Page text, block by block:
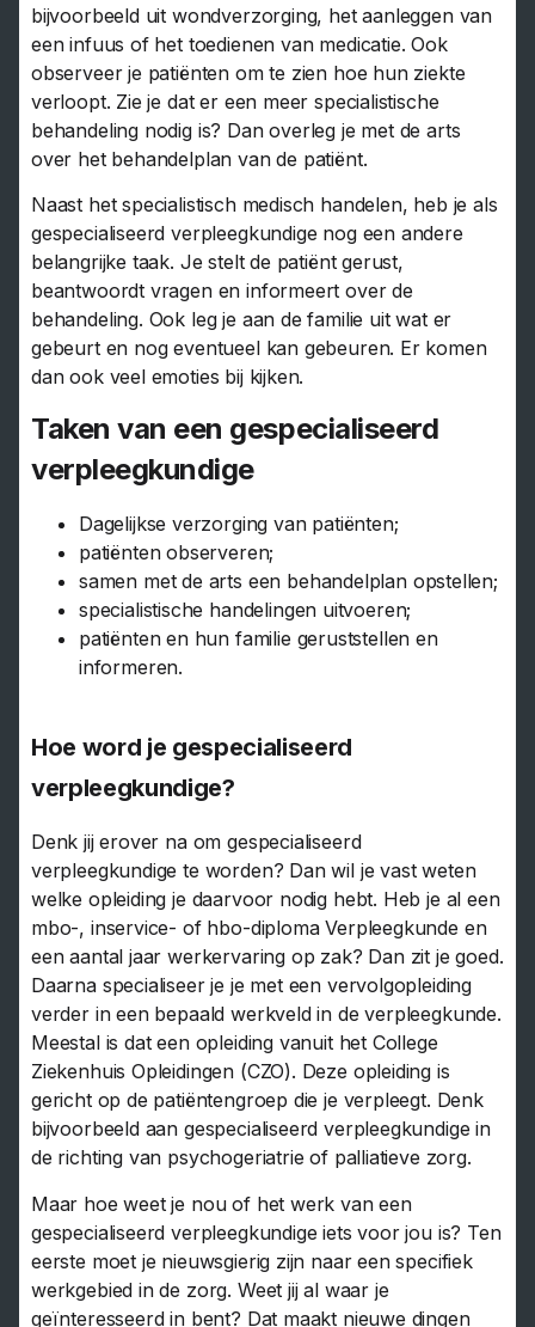
bijvoorbeeld uit wondverzorging, het aanleggen van
een infuus of het toedienen van medicatie. Ook
observeer je patiënten om te zien hoe hun ziekte
verloopt. Zie je dat er een meer specialistische
behandeling nodig is? Dan overleg je met de arts
over het behandelplan van de patiënt.
Naast het specialistisch medisch handelen, heb je als
gespecialiseerd verpleegkundige nog een andere
belangrijke taak. Je stelt de patiënt gerust,
beantwoordt vragen en informeert over de
behandeling. Ook leg je aan de familie uit wat er
gebeurt en nog eventueel kan gebeuren. Er komen
dan ook veel emoties bij kijken.
Taken van een gespecialiseerd
verpleegkundige
Dagelijkse verzorging van patiënten;
patiënten observeren;
samen met de arts een behandelplan opstellen;
specialistische handelingen uitvoeren;
patiënten en hun familie geruststellen en
informeren.
Hoe word je gespecialiseerd
verpleegkundige?
Denk jij erover na om gespecialiseerd
verpleegkundige te worden? Dan wil je vast weten
welke opleiding je daarvoor nodig hebt. Heb je al een
mbo-, inservice- of hbo-diploma Verpleegkunde en
een aantal jaar werkervaring op zak? Dan zit je goed.
Daarna specialiseer je je met een vervolgopleiding
verder in een bepaald werkveld in de verpleegkunde.
Meestal is dat een opleiding vanuit het College
Ziekenhuis Opleidingen (CZO). Deze opleiding is
gericht op de patiëntengroep die je verpleegt. Denk
bijvoorbeeld aan gespecialiseerd verpleegkundige in
de richting van psychogeriatrie of palliatieve zorg.
Maar hoe weet je nou of het werk van een
gespecialiseerd verpleegkundige iets voor jou is? Ten
eerste moet je nieuwsgierig zijn naar een specifiek
werkgebied in de zorg. Weet jij al waar je
geïnteresseerd in bent? Dat maakt nieuwe dingen